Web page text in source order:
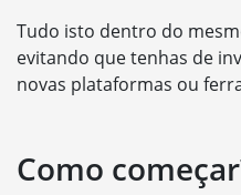
Tudo isto dentro do
evitando que tenhas de
novas plataformas ou
Como